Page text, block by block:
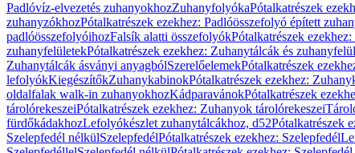
Padlóvíz-elvezetés zuhanyokhozZuhanyfolyókaPótalkatrészek
zuhanyzókhozPótalkatrészek ezekhez: Padlóösszefolyó épített
padlóösszefolyóihozFalsík alatti összefolyókPótalkatrészek
zuhanyfelületekPótalkatrészek ezekhez: Zuhanytálcák és
Zuhanytálcák ásványi anyagbólSzerelőelemekPótalkatrészek
lefolyókKiegészítőkZuhanykabinokPótalkatrészek ezekhez:
oldalfalak walk-in zuhanyokhozKádparavánokPótalkatrészek
tárolórekeszeiPótalkatrészek ezekhez: Zuhanyok tárolórekeszei
fürdőkádakhozLefolyókészlet zuhanytálcákhoz, d52Pótalkatrészek
Szelepfedél nélkülSzelepfedélPótalkatrészek ezekhez: Szelepfedél